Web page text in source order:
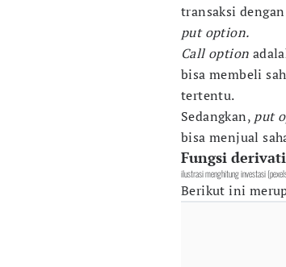
transaksi
put option.
Call option
bisa membeli
tertentu.
Sedangkan, put
bisa menjual
Fungsi
ilustrasi menghitung investasi
Berikut ini